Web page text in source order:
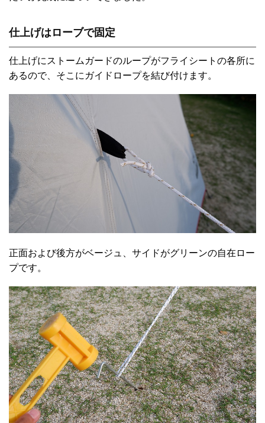
仕上げはローブで固定
仕上げにストームガードのループがフライシートの各所に
あるので、そこにガイドロープを結び付けます。
正面および後方がベージュ、サイドがグリーンの自在ロー
プです。